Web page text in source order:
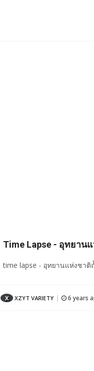
Time Lapse - อุทยาน
time lapse - อุทยานแห่งชาติ
X XZYT VARIETY 6 years